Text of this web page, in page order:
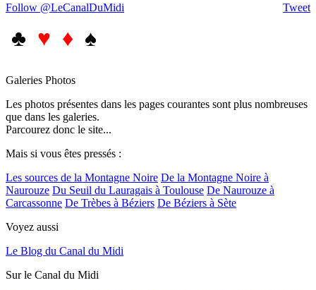
Tweet
Follow @LeCanalDuMidi
♣ ♥ ♦ ♠
Galeries Photos
Les photos présentes dans les pages courantes sont plus nombreuses
que dans les galeries.
Parcourez donc le site...
Mais si vous êtes pressés :
Les sources de la Montagne Noire De la Montagne Noire à
Naurouze Du Seuil du Lauragais à Toulouse De Naurouze à
Carcassonne De Trèbes à Béziers De Béziers à Sète
Voyez aussi
Le Blog du Canal du Midi
Sur le Canal du Midi